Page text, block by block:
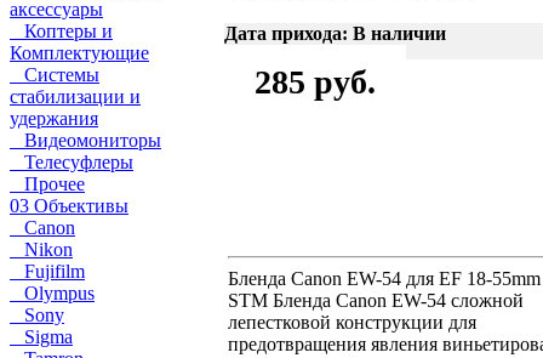
аксессуары
Коптеры и
Комплектующие
Системы
стабилизации и
удержания
Видеомониторы
Телесуфлеры
Прочее
03 Объективы
Canon
Nikon
Fujifilm
Olympus
Sony
Sigma
Дата прихода: В наличии
285 руб.
Бленда Canon EW-54 для EF 18-
STM Бленда Canon EW-54 сложной
лепестковой конструкции для
предотвращения явления